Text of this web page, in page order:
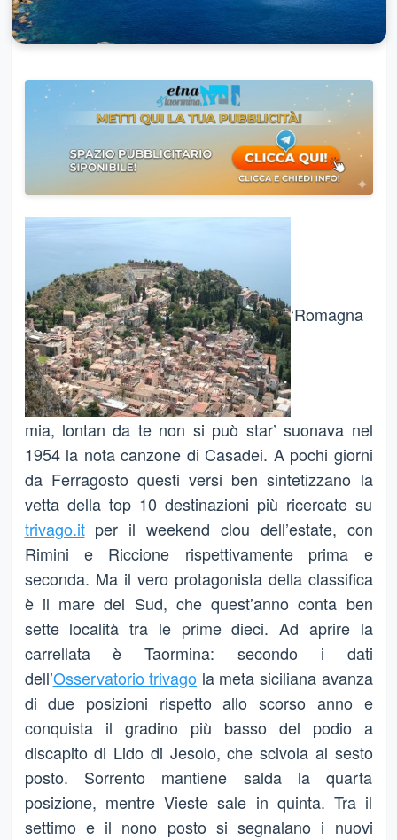
‘Romagna
mia, lontan da te non si può star’ suonava nel
1954 la nota canzone di Casadei. A pochi giorni
da Ferragosto questi versi ben sintetizzano la
vetta della top 10 destinazioni più ricercate su
trivago.itper il weekend clou dell’estate, con
Rimini e Riccione rispettivamente prima e
seconda. Ma il vero protagonista della classifica
è il mare del Sud, che quest’anno conta ben
sette località tra le prime dieci. Ad aprire la
carrellata è Taormina: secondo i dati
dell’Osservatorio trivago la meta siciliana avanza
di due posizioni rispetto allo scorso anno e
conquista il gradino più basso del podio a
discapito di Lido di Jesolo, che scivola al sesto
posto. Sorrento mantiene salda la quarta
posizione, mentre Vieste sale in quinta. Tra il
settimo e il nono posto si segnalano i nuovi